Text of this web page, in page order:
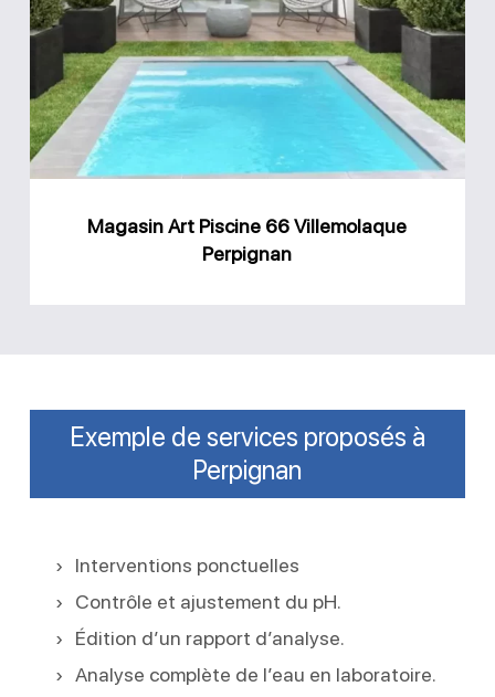
Piscine
66
Villemolaque
Magasin Art Piscine 66 Villemolaque
Perpignan
Exemple de services proposés à
Perpignan
Interventions ponctuelles
Contrôle et ajustement du pH.
Édition d’un rapport d’analyse.
Analyse complète de l’eau en laboratoire.